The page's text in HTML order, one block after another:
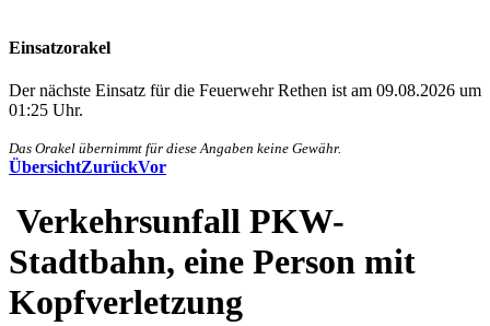
Einsatzorakel
Der nächste Einsatz für die Feuerwehr Rethen ist am 09.08.2026 um
01:25 Uhr.
Das Orakel übernimmt für diese Angaben keine Gewähr.
ÜbersichtZurückVor
Verkehrsunfall PKW-
Stadtbahn, eine Person mit
Kopfverletzung